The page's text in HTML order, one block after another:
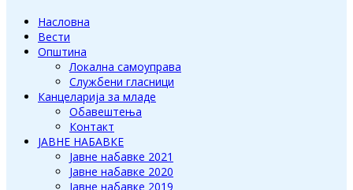
Насловна
Вести
Општина
Локална самоуправа
Службени гласници
Канцеларија за младе
Обавештења
Контакт
ЈАВНЕ НАБАВКЕ
Јавне набавке 2021
Јавне набавке 2020
Јавне набавке 2019